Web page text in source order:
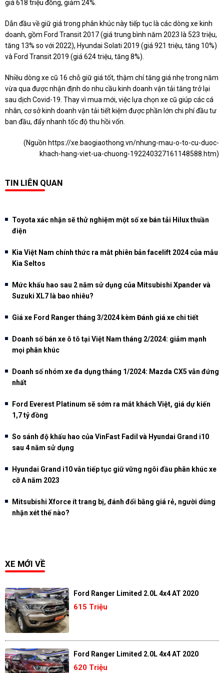
giá 618 triệu đồng, giảm 24%.
Dẫn đầu về giữ giá trong phân khúc này tiếp tục là các dòng xe kinh
doanh, gồm Ford Transit 2017 (giá trung bình năm 2023 là 523 triệu,
tăng 13% so với 2022), Hyundai Solati 2019 (giá 921 triệu, tăng 10%)
và Ford Transit 2019 (giá 624 triệu, tăng 8%).
Nhiều dòng xe cũ 16 chỗ giữ giá tốt, thậm chí tăng giá nhẹ trong năm
vừa qua được nhận định do nhu cầu kinh doanh vận tải tăng trở lại
sau dịch Covid-19. Thay vì mua mới, việc lựa chọn xe cũ giúp các cá
nhân, cơ sở kinh doanh vận tải tiết kiệm được phần lớn chi phí đầu tư
ban đầu, đẩy nhanh tốc độ thu hồi vốn.
(Nguồn https://xe.baogiaothong.vn/nhung-mau-o-to-cu-duoc-
khach-hang-viet-ua-chuong-192240327161148588.htm)
TIN LIÊN QUAN
Toyota xác nhận sẽ thử nghiệm một số xe bán tải Hilux thuần
điện
Kia Việt Nam chính thức ra mắt phiên bản facelift 2024 của mẫu
Kia Seltos
Mức khấu hao sau 2 năm sử dụng của Mitsubishi Xpander và
Suzuki XL7 là bao nhiêu?
Giá xe Ford Ranger tháng 3/2024 kèm Đánh giá xe chi tiết
Doanh số bán xe ô tô tại Việt Nam tháng 2/2024: giảm mạnh
mọi phân khúc
Doanh số nhóm xe đa dụng tháng 1/2024: Mazda CX5 vẫn đứng
nhất
Ford Everest Platinum sẽ sớm ra mắt khách Việt, giá dự kiến
1,7 tỷ đồng
So sánh độ khấu hao của VinFast Fadil và Hyundai Grand i10
sau 4 năm sử dụng
Hyundai Grand i10 vẫn tiếp tục giữ vững ngôi đầu phân khúc xe
cỡ A năm 2023
Mitsubishi Xforce ít trang bị, đánh đổi bằng giá rẻ, người dùng
nhận xét thế nào?
XE MỚI VỀ
Ford Ranger Limited 2.0L 4x4 AT 2020
615 Triệu
Ford Ranger Limited 2.0L 4x4 AT 2020
620 Triệu